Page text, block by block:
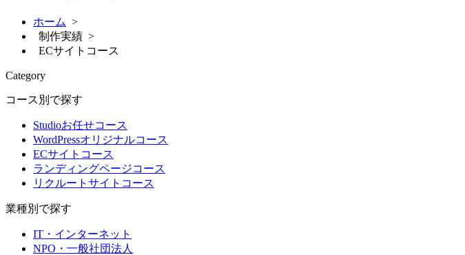
ホーム >
制作実績 >
ECサイトコース
Category
コース別で探す
Studioお任せコース
WordPressオリジナルコース
ECサイトコース
ランディングページコース
リクルートサイトコース
業種別で探す
IT・インターネット
NPO・一般社団法人